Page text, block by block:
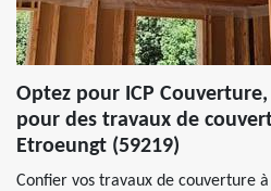
Optez pour ICP
pour des travaux de
Etroeungt (59219)
Confier vos travaux de couverture